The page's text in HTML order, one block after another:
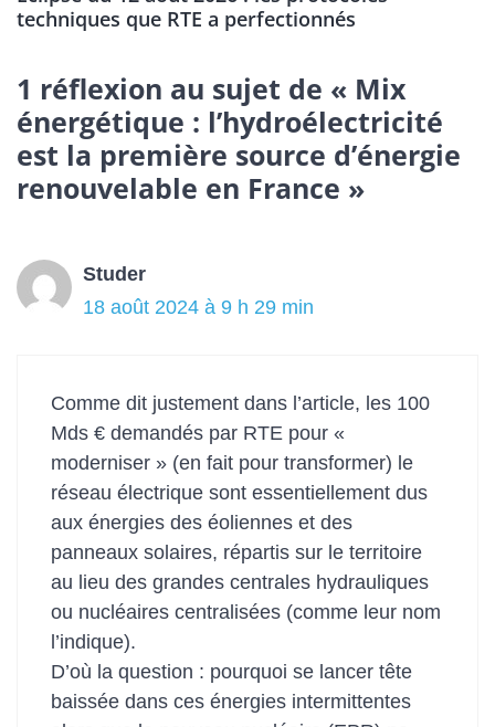
techniques que RTE a perfectionnés
1 réflexion au sujet de « Mix
énergétique : l’hydroélectricité
est la première source d’énergie
renouvelable en France »
Studer
18 août 2024 à 9 h 29 min
Comme dit justement dans l’article, les 100
Mds € demandés par RTE pour «
moderniser » (en fait pour transformer) le
réseau électrique sont essentiellement dus
aux énergies des éoliennes et des
panneaux solaires, répartis sur le territoire
au lieu des grandes centrales hydrauliques
ou nucléaires centralisées (comme leur nom
l’indique).
D’où la question : pourquoi se lancer tête
baissée dans ces énergies intermittentes